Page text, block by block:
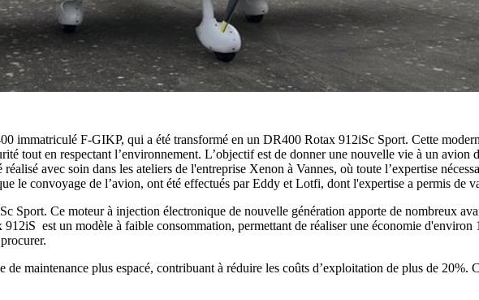
immatriculé F-GIKP, qui a été transformé en un DR400 Rotax 912iSc Sport. Cette
tout en respectant l’environnement. L’objectif est de donner une nouvelle vie à un avion
avec soin dans les ateliers de l'entreprise Xenon à Vannes, où toute l’expertise
le convoyage de l’avion, ont été effectués par Eddy et Lotfi, dont l'expertise a permis de
Sport. Ce moteur à injection électronique de nouvelle génération apporte de nombreux
est un modèle à faible consommation, permettant de réaliser une économie d'environ
maintenance plus espacé, contribuant à réduire les coûts d’exploitation de plus de 20%.